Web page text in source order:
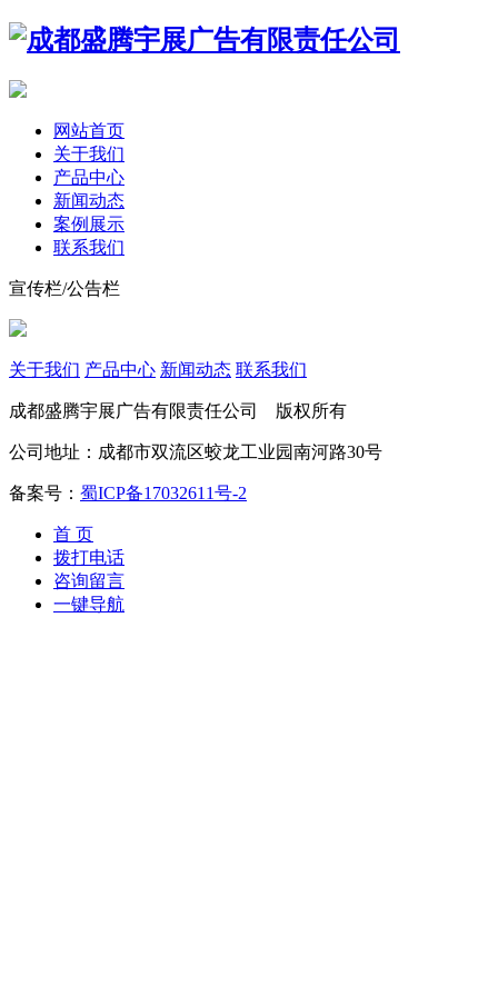
网站首页
关于我们
产品中心
新闻动态
案例展示
联系我们
宣传栏/公告栏
关于我们 产品中心 新闻动态 联系我们
成都盛腾宇展广告有限责任公司 版权所有
公司地址：成都市双流区蛟龙工业园南河路30号
备案号： 蜀ICP备17032611号-2
首 页
拨打电话
咨询留言
一键导航